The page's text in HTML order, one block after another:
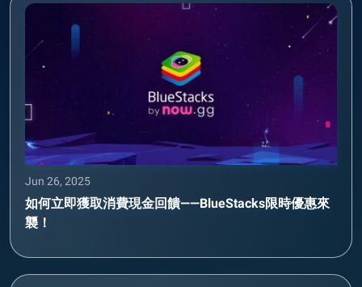
Jun 26, 2025
如何立即獲取消費現金回饋——BlueStacks限時優惠來
襲！